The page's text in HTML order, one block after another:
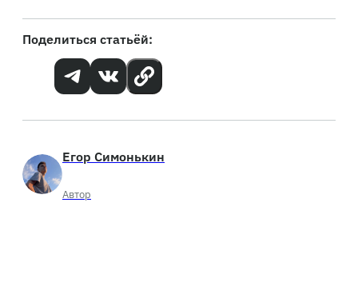
Поделиться статьёй:
Егор Симонькин
Автор